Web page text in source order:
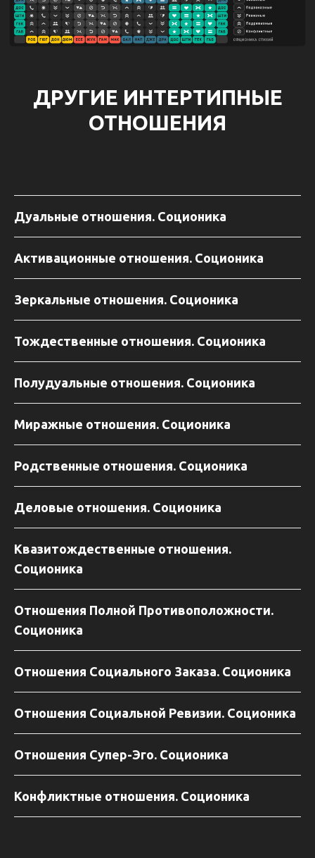
ДРУГИЕ ИНТЕРТИПНЫЕ
ОТНОШЕНИЯ
Дуальные отношения. Соционика
Активационные отношения. Соционика
Зеркальные отношения. Соционика
Тождественные отношения. Соционика
Полудуальные отношения. Соционика
Миражные отношения. Соционика
Родственные отношения. Соционика
Деловые отношения. Соционика
Квазитождественные отношения.
Соционика
Отношения Полной Противоположности.
Соционика
Отношения Социального Заказа. Соционика
Отношения Социальной Ревизии. Соционика
Отношения Супер-Эго. Соционика
Конфликтные отношения. Соционика